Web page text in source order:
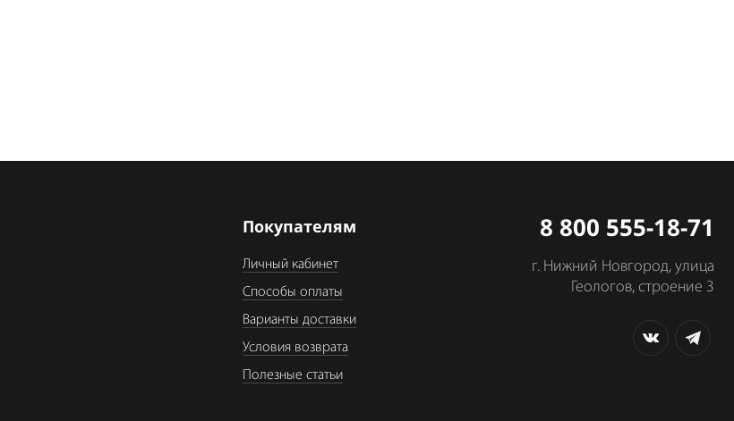
Покупателям
Личный кабинет
Способы оплаты
Варианты доставки
Условия возврата
Полезные статьи
8 800 555-18-71
г. Нижний Новгород, улица
Геологов, строение 3